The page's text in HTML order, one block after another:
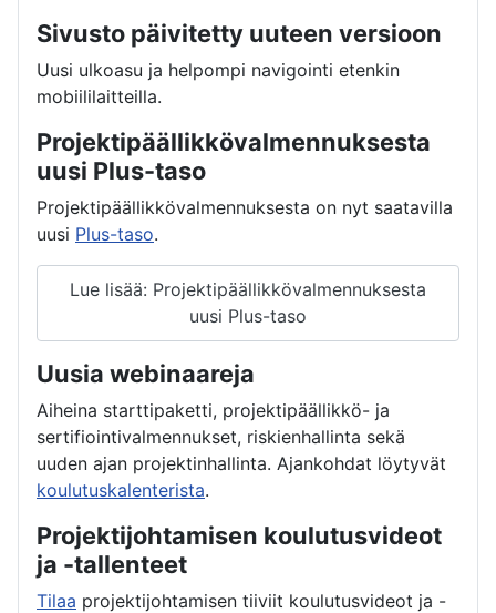
Sivusto päivitetty uuteen versioon
Uusi ulkoasu ja helpompi navigointi etenkin
mobiililaitteilla.
Projektipäällikkövalmennuksesta
uusi Plus-taso
Projektipäällikkövalmennuksesta on nyt saatavilla
uusi Plus-taso.
Lue lisää: Projektipäällikkövalmennuksesta
uusi Plus-taso
Uusia webinaareja
Aiheina starttipaketti, projektipäällikkö- ja
sertifiointivalmennukset, riskienhallinta sekä
uuden ajan projektinhallinta. Ajankohdat löytyvät
koulutuskalenterista.
Projektijohtamisen koulutusvideot
ja -tallenteet
Tilaa projektijohtamisen tiiviit koulutusvideot ja -